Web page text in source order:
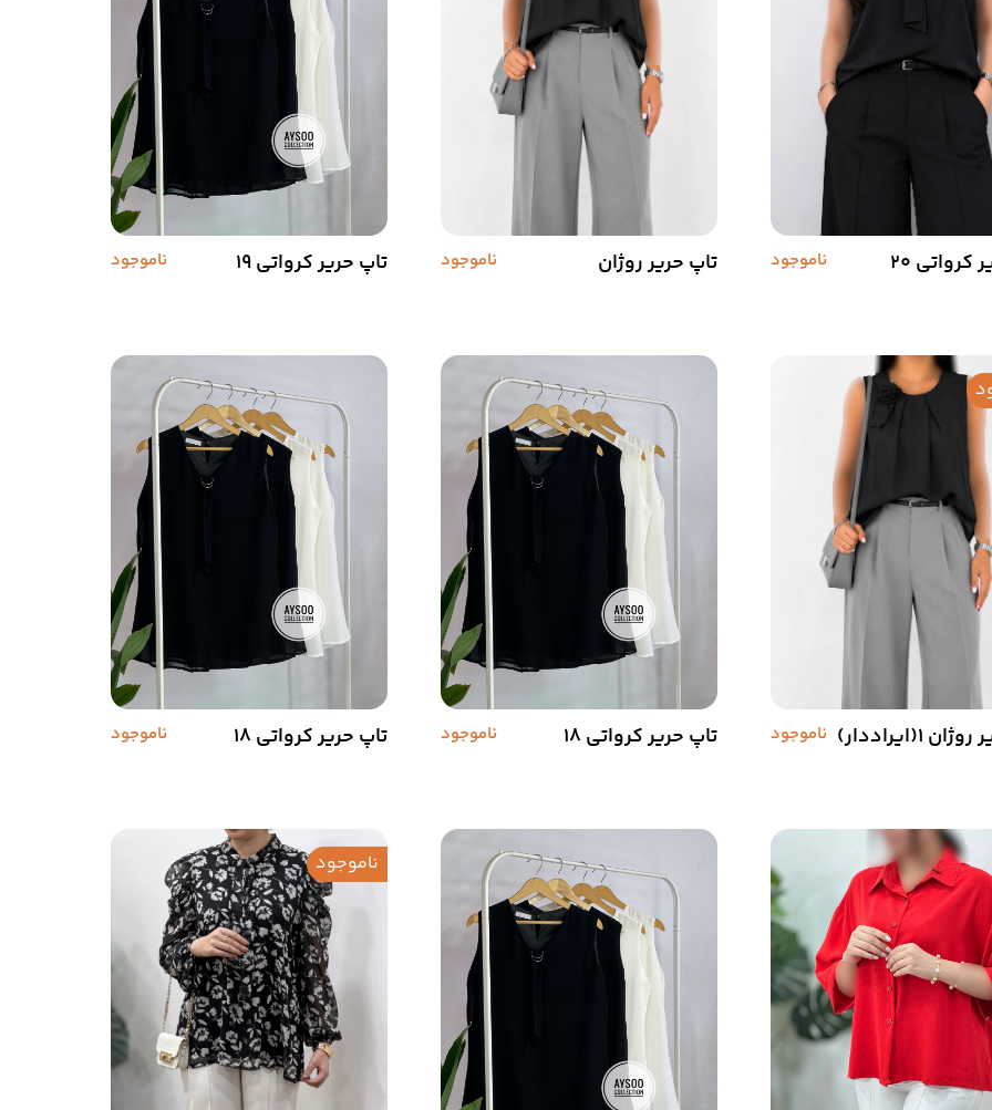
کرواتی 20 ناموجود تاپ حریر روژان ناموجود تاپ حریر کرواتی 19 ناموجود
1(ایراددار) ناموجود تاپ حریر کرواتی 18 ناموجود تاپ حریر کرواتی 18 ناموجود
ناموجود